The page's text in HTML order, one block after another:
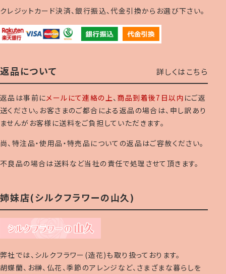
クレジットカード決済、銀行振込、代金引換からお選び下さい。
返品について 詳しくはこちら
返品は事前にメールにて連絡の上、 商品到着後7日以内 にご返
送ください。お客さまのご都合による返品の場合は、申し訳あり
ませんがお客様に送料をご負担していただきます。
尚、特注品・使用品・特売品についての返品はご容赦ください。
不良品の場合は送料など当社の責任で処理させて頂きます。
姉妹店(シルクフラワーの山久)
弊社では、シルクフラワー(造花)も取り扱っております。
胡蝶蘭、お榊、仏花、季節のアレンジなど、さまざまな暮らしを